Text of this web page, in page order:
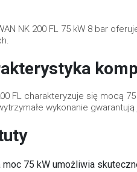
NK 200 FL 75 kW 8 bar
FL charakteryzuje się mocą
wykonanie
75 kW umożliwia